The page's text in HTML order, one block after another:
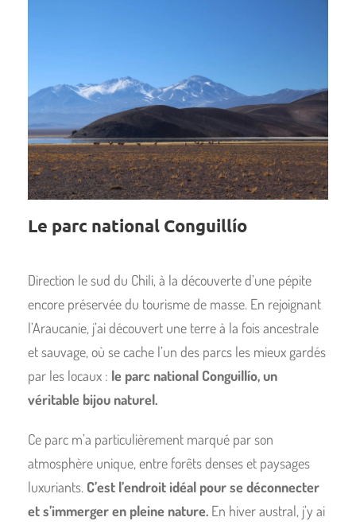
Le parc national Conguillío
Direction le sud du Chili, à la découverte d’une pépite
encore préservée du tourisme de masse. En rejoignant
l’Araucanie, j’ai découvert une terre à la fois ancestrale
et sauvage, où se cache l’un des parcs les mieux gardés
par les locaux : le parc national Conguillío, un
véritable bijou naturel.
Ce parc m’a particulièrement marqué par son
atmosphère unique, entre forêts denses et paysages
luxuriants. C’est l’endroit idéal pour se déconnecter
et s’immerger en pleine nature. En hiver austral, j’y ai